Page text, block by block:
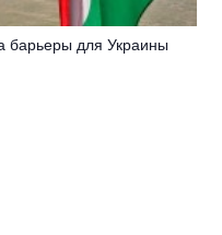
барьеры для Украины